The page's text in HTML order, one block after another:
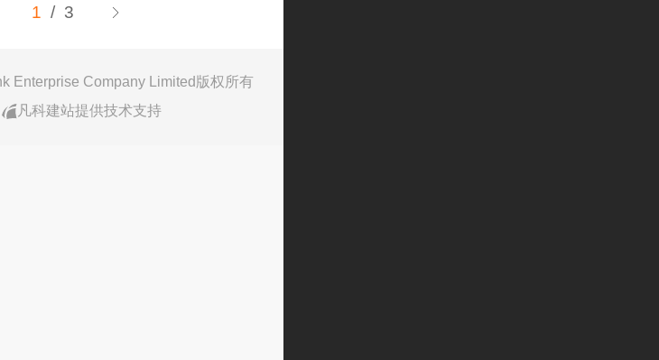
1 / 3
Enterprise Company Limited版权所有
凡科建站提供技术支持